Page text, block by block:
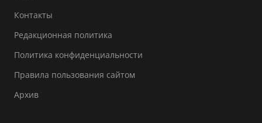
Контакты
Редакционная политика
Политика конфиденциальности
Правила пользования сайтом
Архив